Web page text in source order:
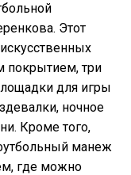
Этот
покрытием, три
для игры
ночное
Кроме того,
манеж
где можно